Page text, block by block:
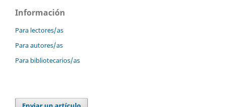
Información
Para lectores/as
Para autores/as
Para bibliotecarios/as